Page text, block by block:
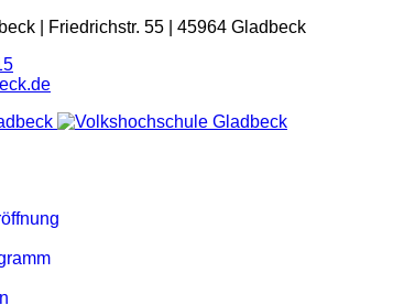
Friedrichstr. 55
45964 Gladbeck